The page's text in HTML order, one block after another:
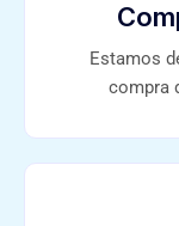
Estamos
compra